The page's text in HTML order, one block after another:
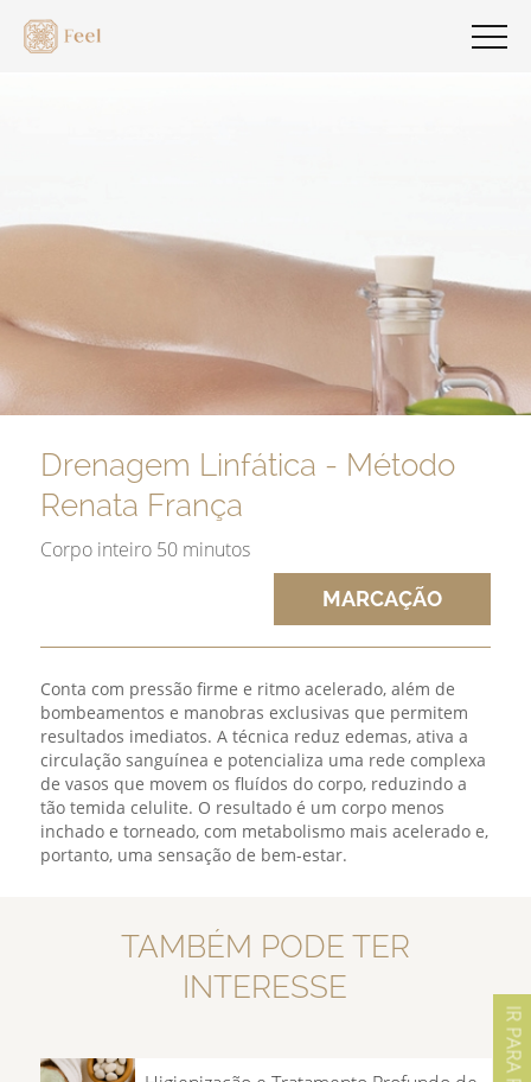
Drenagem Linfática - Método
Renata França
Corpo inteiro 50 minutos
MARCAÇÃO
Conta com pressão firme e ritmo acelerado, além de
bombeamentos e manobras exclusivas que permitem
resultados imediatos. A técnica reduz edemas, ativa a
circulação sanguínea e potencializa uma rede complexa
de vasos que movem os fluídos do corpo, reduzindo a
tão temida celulite. O resultado é um corpo menos
inchado e torneado, com metabolismo mais acelerado e,
portanto, uma sensação de bem-estar.
TAMBÉM PODE TER
INTERESSE